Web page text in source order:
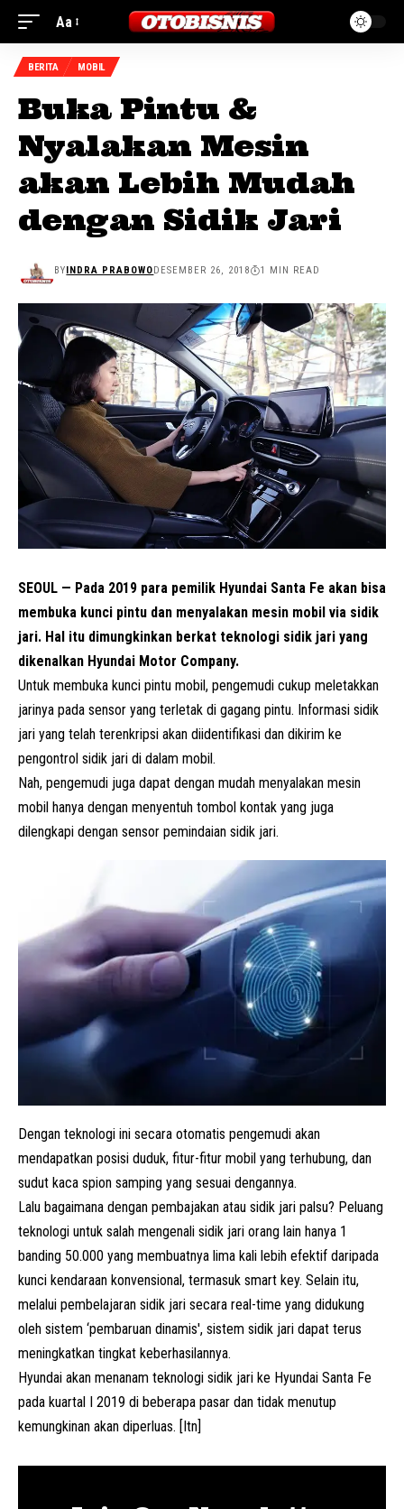
Aa
BERITA MOBIL
Buka Pintu &
Nyalakan Mesin
akan Lebih Mudah
dengan Sidik Jari
BYINDRA PRABOWODESEMBER 26, 2018 1 MIN READ
SEOUL — Pada 2019 para pemilik Hyundai Santa Fe akan bisa
membuka kunci pintu dan menyalakan mesin mobil via sidik
jari. Hal itu dimungkinkan berkat teknologi sidik jari yang
dikenalkan Hyundai Motor Company.
Untuk membuka kunci pintu mobil, pengemudi cukup meletakkan
jarinya pada sensor yang terletak di gagang pintu. Informasi sidik
jari yang telah terenkripsi akan diidentifikasi dan dikirim ke
pengontrol sidik jari di dalam mobil.
Nah, pengemudi juga dapat dengan mudah menyalakan mesin
mobil hanya dengan menyentuh tombol kontak yang juga
dilengkapi dengan sensor pemindaian sidik jari.
Dengan teknologi ini secara otomatis pengemudi akan
mendapatkan posisi duduk, fitur-fitur mobil yang terhubung, dan
sudut kaca spion samping yang sesuai dengannya.
Lalu bagaimana dengan pembajakan atau sidik jari palsu? Peluang
teknologi untuk salah mengenali sidik jari orang lain hanya 1
banding 50.000 yang membuatnya lima kali lebih efektif daripada
kunci kendaraan konvensional, termasuk smart key. Selain itu,
melalui pembelajaran sidik jari secara real-time yang didukung
oleh sistem ‘pembaruan dinamis', sistem sidik jari dapat terus
meningkatkan tingkat keberhasilannya.
Hyundai akan menanam teknologi sidik jari ke Hyundai Santa Fe
pada kuartal I 2019 di beberapa pasar dan tidak menutup
kemungkinan akan diperluas. [Itn]